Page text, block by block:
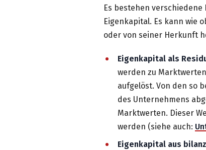
Es bestehen
Eigenkapital. Es kann wie
oder von seiner Herkunft
Eigenkapital als
werden zu
aufgelöst. Von den so
des Unternehmens
Marktwerten. Dieser
werden (siehe auch:
Eigenkapital aus